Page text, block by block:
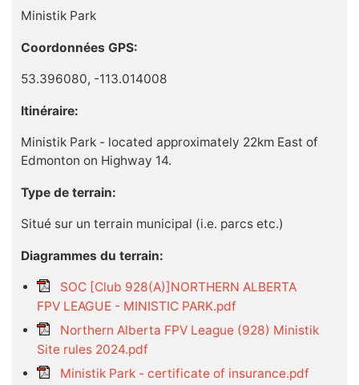
Ministik Park
Coordonnées GPS:
53.396080, -113.014008
Itinéraire:
Ministik Park - located approximately 22km East of
Edmonton on Highway 14.
Type de terrain:
Situé sur un terrain municipal (i.e. parcs etc.)
Diagrammes du terrain:
SOC [Club 928(A)]NORTHERN ALBERTA
FPV LEAGUE - MINISTIC PARK.pdf
Northern Alberta FPV League (928) Ministik
Site rules 2024.pdf
Ministik Park - certificate of insurance.pdf